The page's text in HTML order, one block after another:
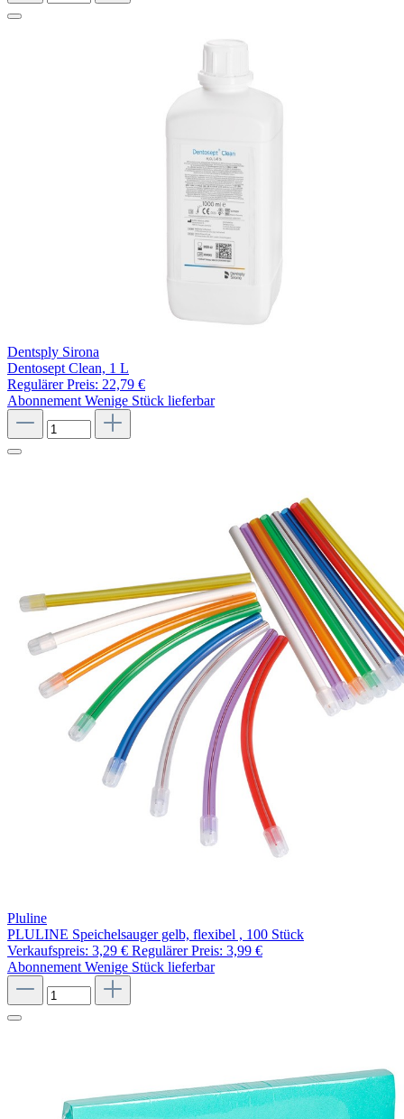
Dentsply Sirona
Dentosept Clean, 1 L
Regulärer Preis: 22,79 €
AbonnementWenige Stück lieferbar
Pluline
PLULINE Speichelsauger gelb, flexibel , 100 Stück
Verkaufspreis: 3,29 € Regulärer Preis: 3,99 €
AbonnementWenige Stück lieferbar